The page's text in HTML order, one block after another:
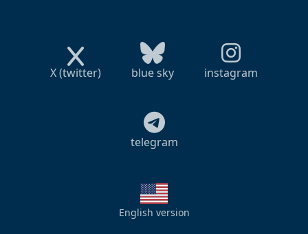
X (twitter) blue sky instagram
telegram
English version